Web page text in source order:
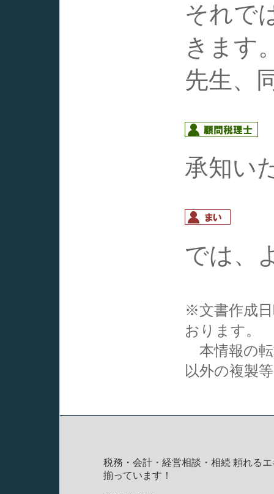
それで
きます
先生、
承知い
では、
※文書作成
おります。
本情報の転
以外の複製
税務・会計・経営相談・相続 頼れる
揃っています！